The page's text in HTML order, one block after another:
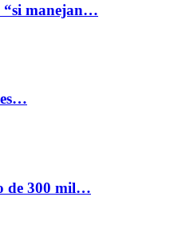
“si manejan…
de 300 mil…